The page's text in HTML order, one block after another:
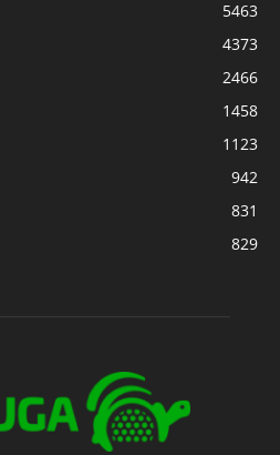
5463
4373
2466
1458
1123
942
831
829